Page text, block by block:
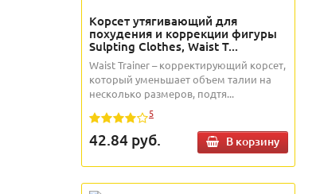
Корсет утягивающий для
похудения и коррекции фигуры
Sulpting Clothes, Waist T...
Waist Trainer – корректирующий корсет,
который уменьшает объем талии на
несколько размеров, подтя...
5
42.84 руб. В корзину